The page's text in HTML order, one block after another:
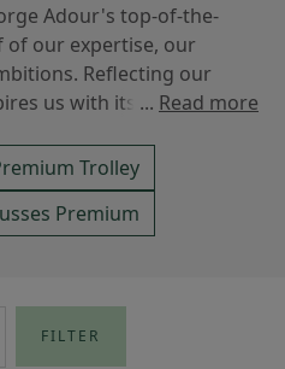
Adour's top-of-the-
our expertise, our
Reflecting our
us with its ergonomic
thanks to eco-
innovation and
... Read more
Trolley
Premium
FILTER